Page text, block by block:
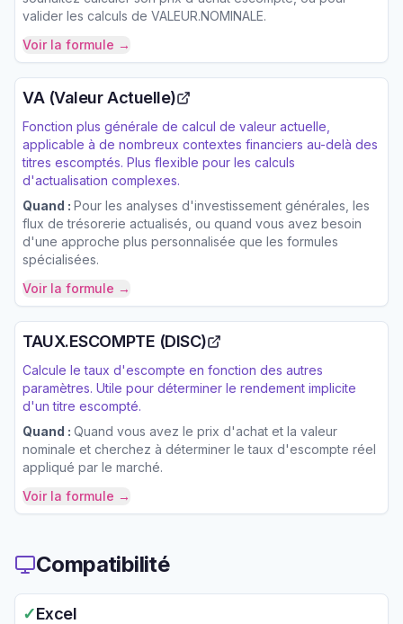
valider les calculs de VALEUR.NOMINALE.
Voir la formule →
VA (Valeur Actuelle)
Fonction plus générale de calcul de valeur actuelle,
applicable à de nombreux contextes financiers au-delà des
titres escomptés. Plus flexible pour les calculs
d'actualisation complexes.
Quand : Pour les analyses d'investissement générales, les
flux de trésorerie actualisés, ou quand vous avez besoin
d'une approche plus personnalisée que les formules
spécialisées.
Voir la formule →
TAUX.ESCOMPTE (DISC)
Calcule le taux d'escompte en fonction des autres
paramètres. Utile pour déterminer le rendement implicite
d'un titre escompté.
Quand : Quand vous avez le prix d'achat et la valeur
nominale et cherchez à déterminer le taux d'escompte réel
appliqué par le marché.
Voir la formule →
Compatibilité
✓Excel